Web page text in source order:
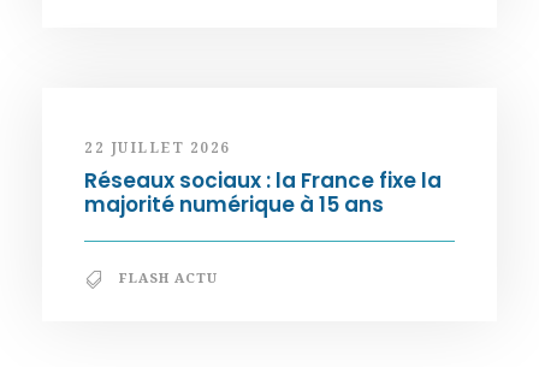
22 JUILLET 2026
Réseaux sociaux : la France fixe la
majorité numérique à 15 ans
FLASH ACTU